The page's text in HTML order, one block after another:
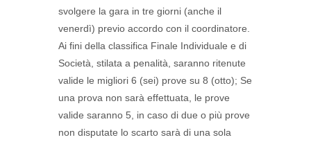
svolgere la gara in tre giorni (anche il
venerdì) previo accordo con il coordinatore.
Ai fini della classifica Finale Individuale e di
Società, stilata a penalità, saranno ritenute
valide le migliori 6 (sei) prove su 8 (otto); Se
una prova non sarà effettuata, le prove
valide saranno 5, in caso di due o più prove
non disputate lo scarto sarà di una sola